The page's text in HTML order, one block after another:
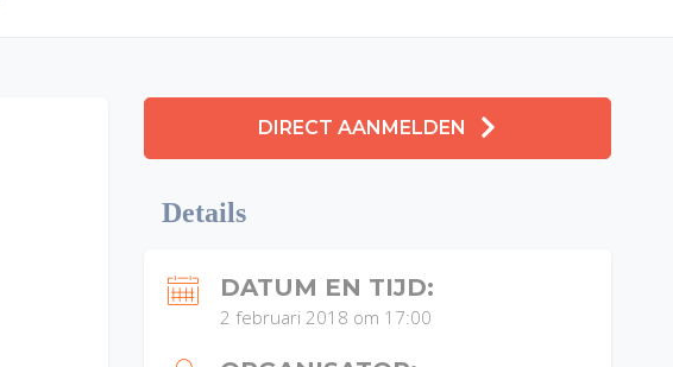
DIRECT AANMELDEN
Details
DATUM EN TIJD:
2 februari 2018 om 17:00